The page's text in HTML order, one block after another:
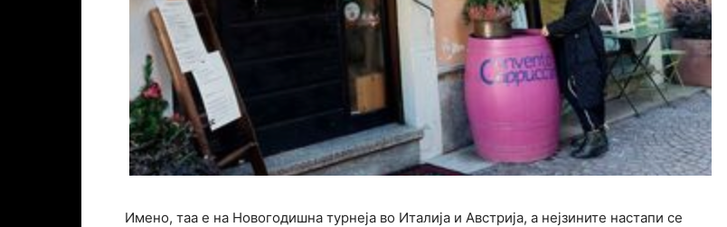
Имено, таа е на Новогодишна турнеја во Италија и Австрија, а нејзините настапи се